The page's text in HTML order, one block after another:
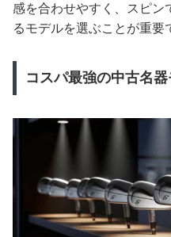
感を合わせやすく、スピン
るモデルを選ぶことが重要
コスパ最強の中古名